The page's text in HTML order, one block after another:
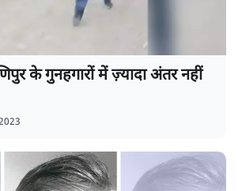
के गुनहगारों में ज़्यादा अंतर नहीं